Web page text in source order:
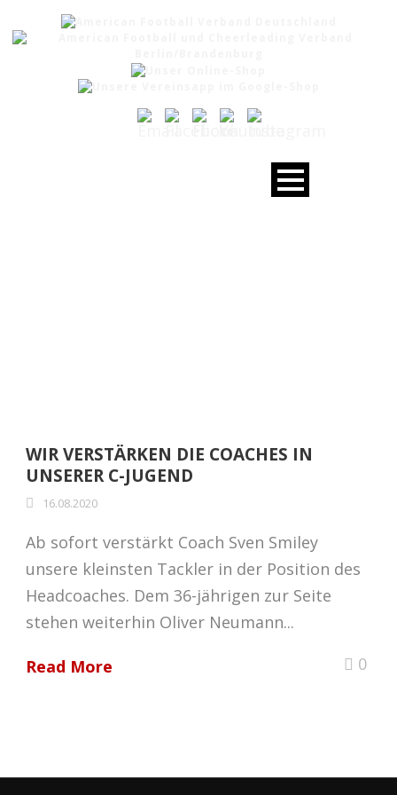
WIR VERSTÄRKEN DIE COACHES IN
UNSERER C-JUGEND
16.08.2020
Ab sofort verstärkt Coach Sven Smiley
unsere kleinsten Tackler in der Position des
Headcoaches. Dem 36-jährigen zur Seite
stehen weiterhin Oliver Neumann...
Read More 0